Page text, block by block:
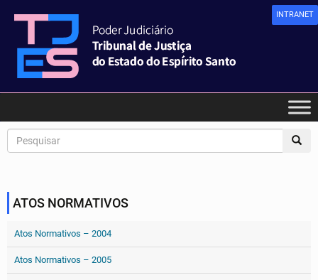
INTRANET
ATOS NORMATIVOS
Atos Normativos – 2004
Atos Normativos – 2005